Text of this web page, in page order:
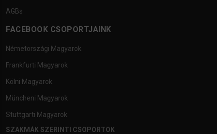
AGBs
FACEBOOK CSOPORTJAINK
Németországi Magyarok
Frankfurti Magyarok
Kölni Magyarok
Müncheni Magyarok
Stuttgarti Magyarok
SZAKMÁK SZERINTI CSOPORTOK